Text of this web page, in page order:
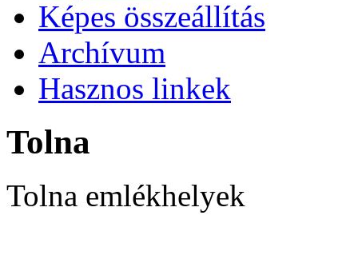
Képes összeállítás
Archívum
Hasznos linkek
Tolna
Tolna emlékhelyek